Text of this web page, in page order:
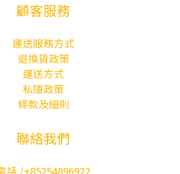
顧客服務
運送服務方式
退換貨政策
運送方式
私隱政策
條款及細則
聯絡我們